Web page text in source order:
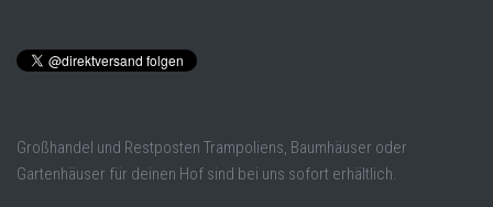
Großhandel und Restposten Trampoliens, Baumhäuser oder
Gartenhäuser für deinen Hof sind bei uns sofort erhältlich.